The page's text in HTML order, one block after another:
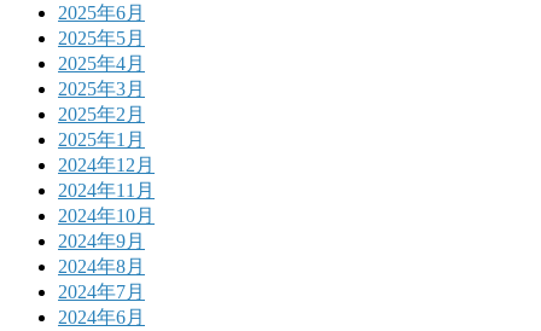
2025年6月
2025年5月
2025年4月
2025年3月
2025年2月
2025年1月
2024年12月
2024年11月
2024年10月
2024年9月
2024年8月
2024年7月
2024年6月